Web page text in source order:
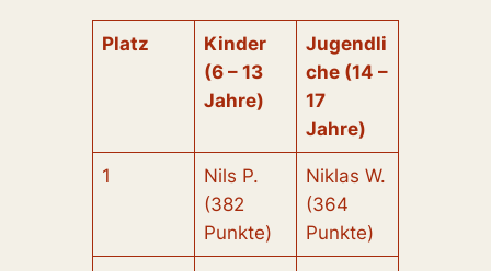
Platz
Kinder
(6 – 13
Jahre)
Jugendli
che (14 –
17
Jahre)
1
Nils P.
(382
Punkte)
Niklas W.
(364
Punkte)